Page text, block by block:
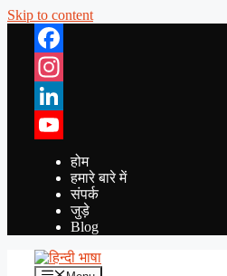
Skip to content
Facebook
Instagram
LinkedIn
YouTube
होम
हमारे बारे में
संपर्क
जुड़े
Blog